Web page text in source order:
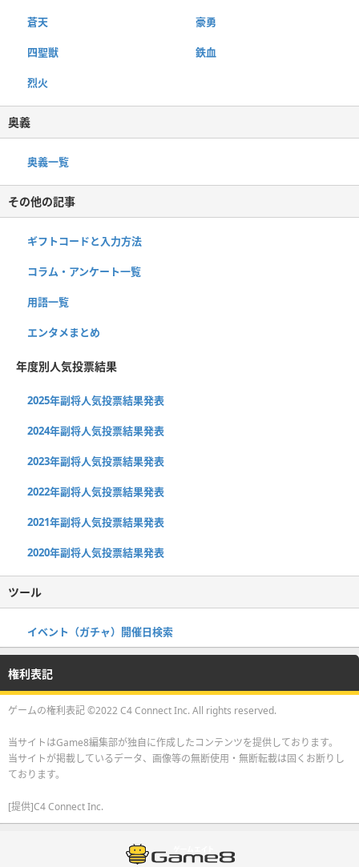
蒼天 豪勇
四聖獣 鉄血
烈火
奥義
奥義一覧
その他の記事
ギフトコードと入力方法
コラム・アンケート一覧
用語一覧
エンタメまとめ
年度別人気投票結果
2025年副将人気投票結果発表
2024年副将人気投票結果発表
2023年副将人気投票結果発表
2022年副将人気投票結果発表
2021年副将人気投票結果発表
2020年副将人気投票結果発表
ツール
イベント（ガチャ）開催日検索
権利表記
ゲームの権利表記 ©2022 C4 Connect Inc. All rights reserved.
当サイトはGame8編集部が独自に作成したコンテンツを提供しております。
当サイトが掲載しているデータ、画像等の無断使用・無断転載は固くお断りし
ております。
[提供]C4 Connect Inc.